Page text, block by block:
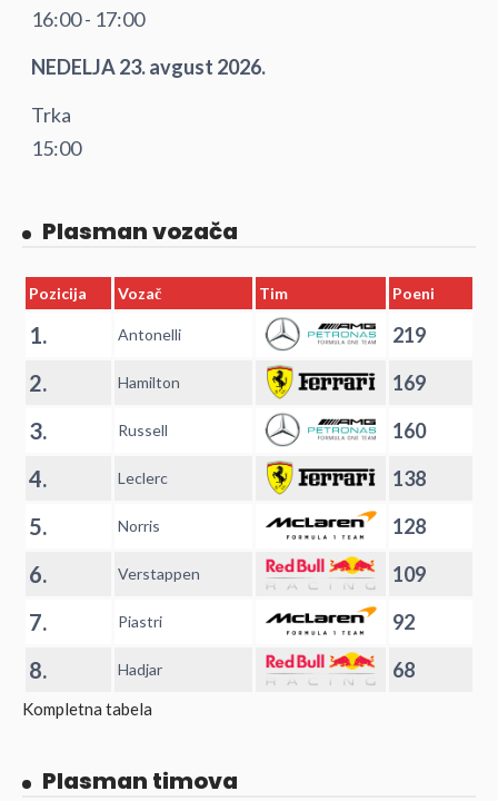
16:00 - 17:00
NEDELJA 23. avgust 2026.
Trka
15:00
Plasman vozača
Pozicija Vozač Tim Poeni
1. Antonelli 219
2. Hamilton 169
3. Russell 160
4. Leclerc 138
5. Norris 128
6. Verstappen 109
7. Piastri 92
8. Hadjar 68
Kompletna tabela
Plasman timova